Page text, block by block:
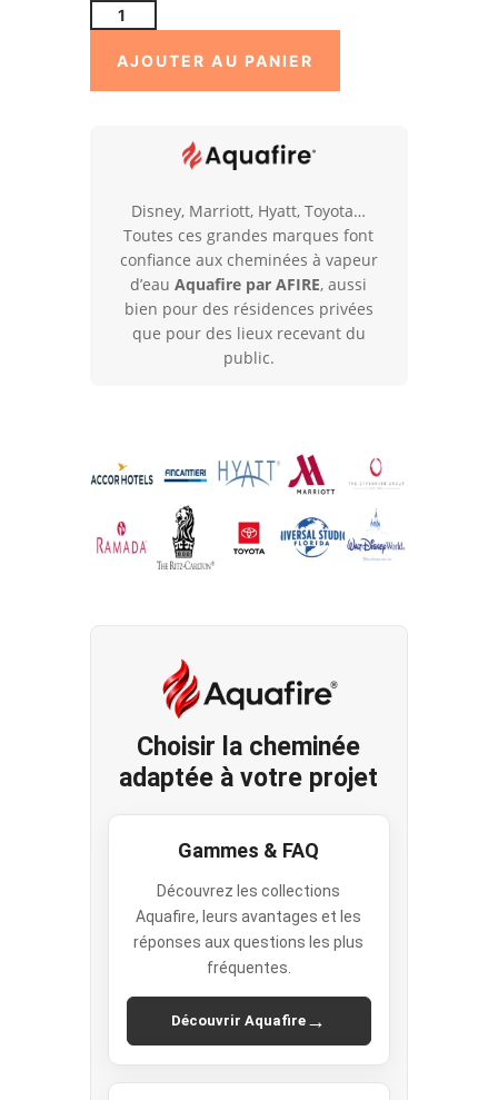
quantité
de
Cheminée
vapeur
flammes
naturelles
multicolores
AJOUTER AU PANIER
Disney, Marriott, Hyatt, Toyota…
Toutes ces grandes marques font
confiance aux cheminées à vapeur
d’eauAquafire par AFIRE, aussi
bien pour des résidences privées
que pour des lieux recevant du
public.
Choisir la cheminée
adaptée à votre projet
Gammes & FAQ
Découvrez les collections
Aquafire, leurs avantages et les
réponses aux questions les plus
fréquentes.
Découvrir Aquafire →